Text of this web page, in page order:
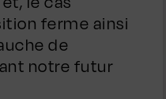
ferme ainsi
de
notre futur